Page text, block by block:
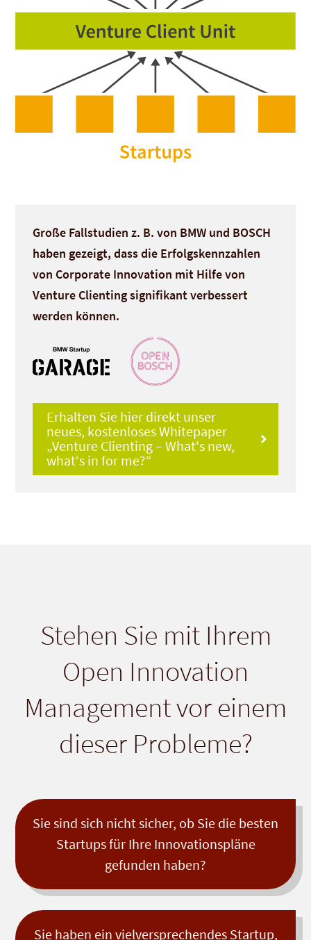
Große Fallstudien z. B. von BMW und BOSCH
haben gezeigt, dass die Erfolgskennzahlen
von Corporate Innovation mit Hilfe von
Venture Clienting signifikant verbessert
werden können.
Erhalten Sie hier direkt unser
neues, kostenloses Whitepaper
„Venture Clienting – What‘s new,
what‘s in for me?“
Stehen Sie mit Ihrem
Open Innovation
Management vor einem
dieser Probleme?
Sie sind sich nicht sicher, ob Sie die besten
Startups für Ihre Innovationspläne
gefunden haben?
Sie haben ein vielversprechendes Startup,